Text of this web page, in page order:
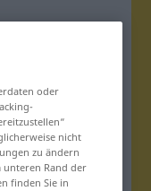
oder
nicht
zu ändern
Rand der
finden Sie in